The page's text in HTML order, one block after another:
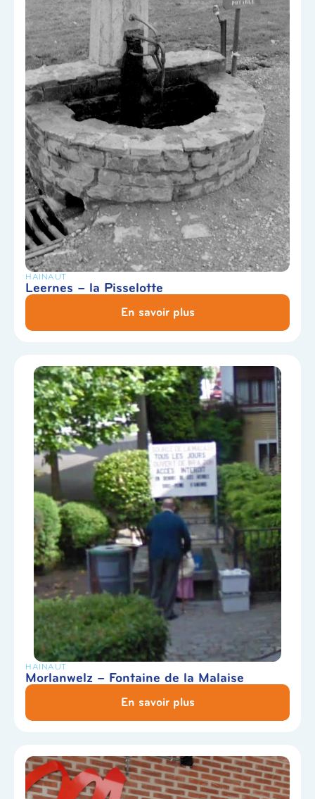
HAINAUT
Leernes – la Pisselotte
En savoir plus
HAINAUT
Morlanwelz – Fontaine de la Malaise
En savoir plus